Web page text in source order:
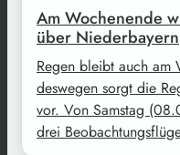
Am Wochenende
über Niederbayern
Regen bleibt auch am
deswegen sorgt die
vor. Von Samstag
drei